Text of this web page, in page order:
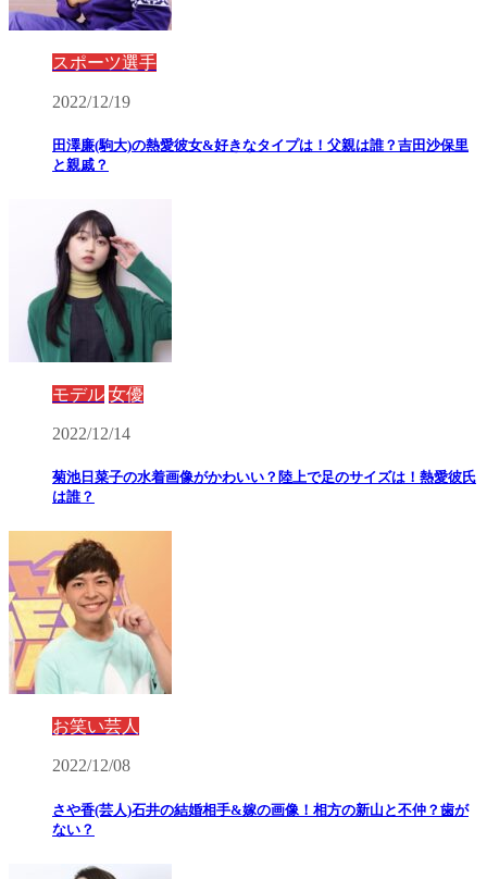
スポーツ選手
2022/12/19
田澤廉(駒大)の熱愛彼女&好きなタイプは！父親は誰？吉田沙保里
と親戚？
モデル 女優
2022/12/14
菊池日菜子の水着画像がかわいい？陸上で足のサイズは！熱愛彼氏
は誰？
お笑い芸人
2022/12/08
さや香(芸人)石井の結婚相手&嫁の画像！相方の新山と不仲？歯が
ない？